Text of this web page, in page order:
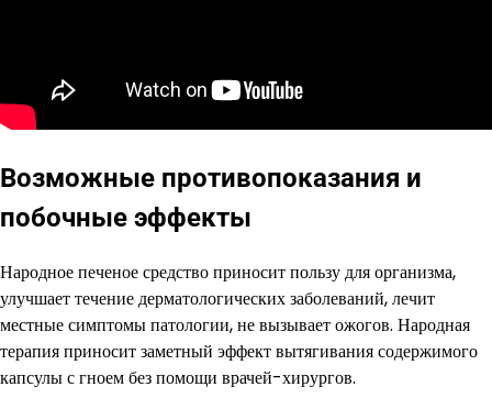
Возможные противопоказания и
побочные эффекты
Народное печеное средство приносит пользу для организма,
улучшает течение дерматологических заболеваний, лечит
местные симптомы патологии, не вызывает ожогов. Народная
терапия приносит заметный эффект вытягивания содержимого
капсулы с гноем без помощи врачей-хирургов.